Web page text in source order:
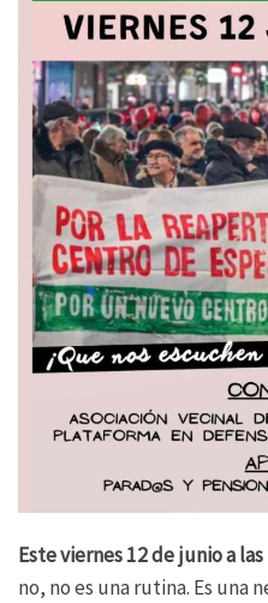
Este viernes 12 de junio a
no, no es una rutina. Es una